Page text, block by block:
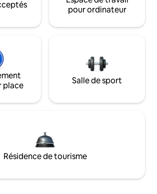
pour ordinateur
place
Salle de sport
Résidence de tourisme